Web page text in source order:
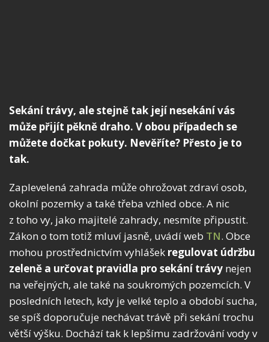
Sekání trávy, ale stejně tak její nesekání vás
může přijít pěkně draho. V obou případech se
můžete dočkat pokuty. Nevěříte? Přesto je to
tak.
Zaplevelená zahrada může ohrožovat zdraví osob,
okolní pozemky a také třeba vzhled obce. A nic
z toho vy, jako majitelé zahrady, nesmíte připustit.
Zákon o tom totiž mluví jasně, uvádí web TN. Obce
mohou prostřednictvím vyhlášek regulovat údržbu
zeleně a určovat pravidla pro sekání trávy nejen
na veřejných, ale také na soukromých pozemcích. V
posledních letech, kdy je velké teplo a období sucha,
se spíš doporučuje nechávat trávě při sekání trochu
větší výšku. Dochází tak k lepšímu zadržování vody v